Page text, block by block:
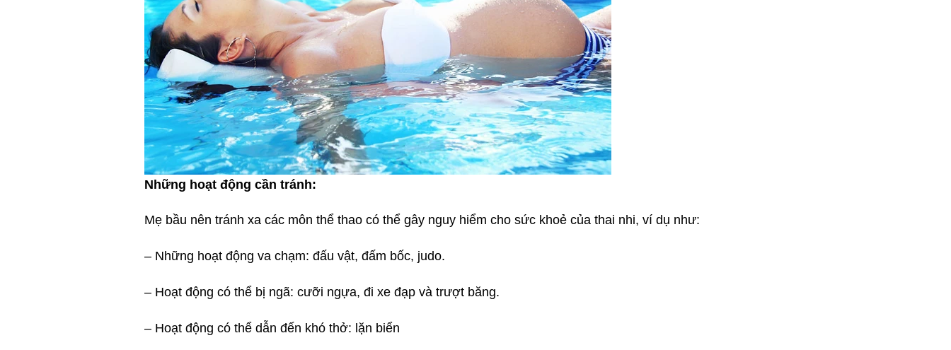
Những hoạt động cần tránh:
Mẹ bầu nên tránh xa các môn thể thao có thể gây nguy hiểm cho sức khoẻ của thai nhi, ví dụ như:
– Những hoạt động va chạm: đấu vật, đấm bốc, judo.
– Hoạt động có thể bị ngã: cưỡi ngựa, đi xe đạp và trượt băng.
– Hoạt động có thể dẫn đến khó thở: lặn biển